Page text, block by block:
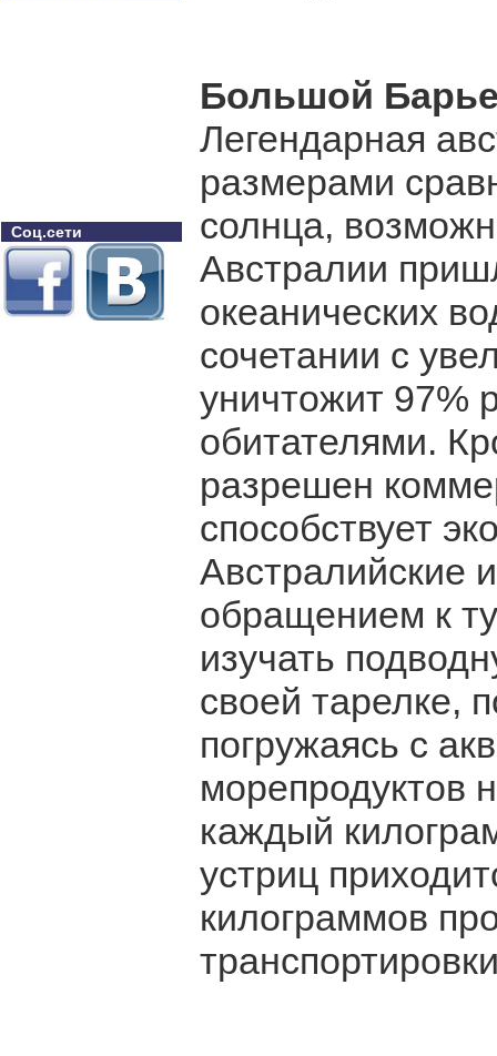
Соц.сети
Большой
Легендарная
размерами
солнца,
Австралии
океанических
сочетании с
уничтожит 97%
обитателями.
разрешен
способствует
Австралийские
обращением к
изучать
своей тарелке,
погружаясь с
морепродуктов
каждый
устриц
килограммов